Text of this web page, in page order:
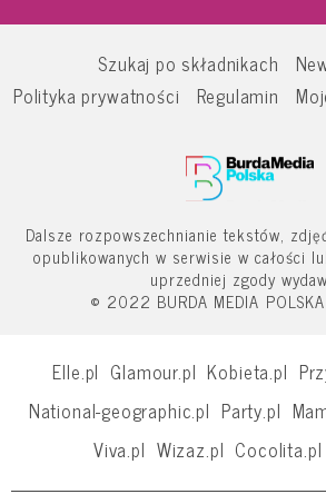
Szukaj po składnikach
Polityka prywatności
Regulamin
Dalsze rozpowszechnianie tekstów,
opublikowanych w serwisie w całości
uprzedniej zgody
© 2022 BURDA MEDIA
Elle.pl Glamour.pl Kobieta.pl
National-geographic.pl Party.pl
Viva.pl Wizaz.pl Cocolita.pl